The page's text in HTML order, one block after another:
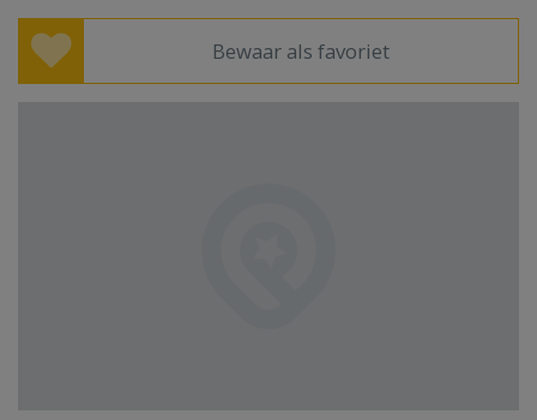
Bewaar als favoriet